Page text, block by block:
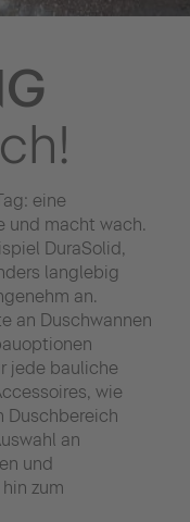
eine
und macht wach.
DuraSolid,
langlebig
an.
an Duschwannen
jede bauliche
wie
Duschbereich
an
und
zum